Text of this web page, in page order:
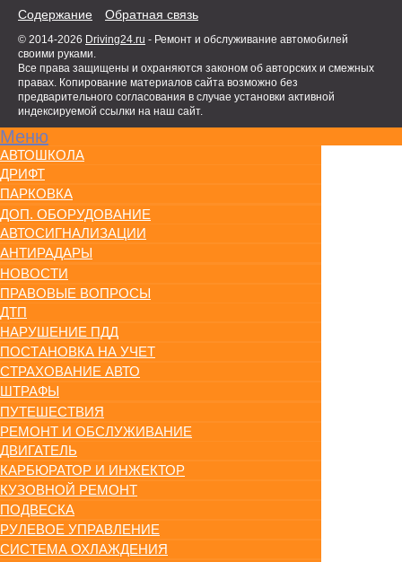
Содержание Обратная связь
© 2014-2026 Driving24.ru - Ремонт и обслуживание автомобилей
своими руками.
Все права защищены и охраняются законом об авторских и смежных
правах. Копирование материалов сайта возможно без
предварительного согласования в случае установки активной
индексируемой ссылки на наш сайт.
Меню
АВТОШКОЛА
ДРИФТ
ПАРКОВКА
ДОП. ОБОРУДОВАНИЕ
АВТОСИГНАЛИЗАЦИИ
АНТИРАДАРЫ
НОВОСТИ
ПРАВОВЫЕ ВОПРОСЫ
ДТП
НАРУШЕНИЕ ПДД
ПОСТАНОВКА НА УЧЕТ
СТРАХОВАНИЕ АВТО
ШТРАФЫ
ПУТЕШЕСТВИЯ
РЕМОНТ И ОБСЛУЖИВАНИЕ
ДВИГАТЕЛЬ
КАРБЮРАТОР И ИНЖЕКТОР
КУЗОВНОЙ РЕМОНТ
ПОДВЕСКА
РУЛЕВОЕ УПРАВЛЕНИЕ
СИСТЕМА ОХЛАЖДЕНИЯ